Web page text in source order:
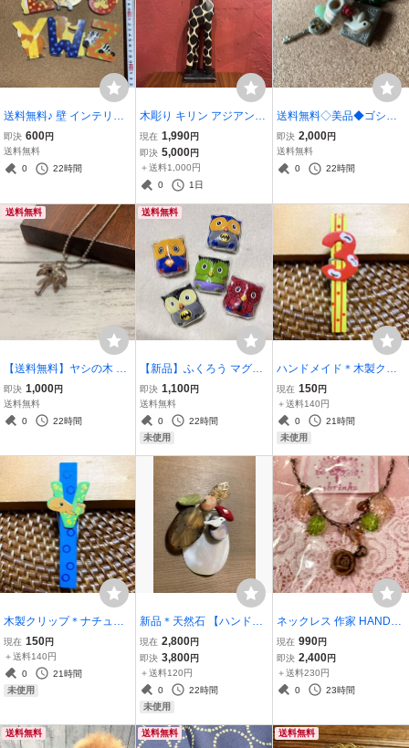
送料無料♪ 壁 インテリア
雑貨*壁面飾り*ウォール
プレート アニマル*子供部
屋*幼稚園 保育園 カラフ
即決 600円
送料無料
0
22時間
木彫り キリン アジアン雑
貨 オブジェ インテリア 置
物 木製 アジア バリ雑貨 C
R 動物 彫刻 民芸品
現在 1,990円
即決 5,000円
＋送料1,000円
0
1日
送料無料◇美品◆ゴシッ
クデザイン スカル バラ ハ
ト 鍵 ST_M2
即決 2,000円
送料無料
0
22時間
送料無料
【送料無料】ヤシの木 ネ
ックレス 美品 ラインスト
ーン シルバーカラー 立体
木 2cm 全長38cm ST_M2
即決 1,000円
送料無料
0
22時間
送料無料
【新品】ふくろう マグネ
ット バリ雑貨 5点セット
バリ 梟 スパイダーマン バ
ッドマン ハンドメイド エ
スニック雑貨 インテリア
即決 1,100円
送料無料
0
22時間
未使用
ハンドメイド＊木製クリ
ップ＊ナチュラル＊天然
素材＊3 数字 ナンバリン
グ デザイン クリップ
インテリア 雑貨 文具
現在 150円
＋送料140円
0
21時間
未使用
木製クリップ＊ナチュラ
ル＊天然素材＊V くじら
海 生き物 デザイン ク
リップ インテリア 雑
貨 文具 ST_F3 同梱可
現在 150円
＋送料140円
0
21時間
未使用
新品＊天然石 【ハンドメ
イド】ブローチ 貝 シェル
ペンダントトップ＊ネッ
クレス＊プレゼント＊手
作り CR_J4
現在 2,800円
即決 3,800円
＋送料120円
0
22時間
未使用
ネックレス 作家 HANDM
ADE 25cm ハンドメイド
アクセサリー ペンダント
新品 未使用品 バラ 花 送
料無料 ビーズ チャーム 金
現在 990円
即決 2,400円
＋送料230円
0
23時間
送料無料 送料無料 送料無料